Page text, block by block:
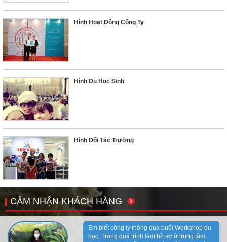
Hình Hoạt Động Công Ty
Hình Du Học Sinh
Hình Đối Tác Trường
CẢM NHẬN KHÁCH HÀNG
Em biết công ty thông qua buổi Workshop du
học. Trong quá trình làm hồ sơ ở trung tâm,